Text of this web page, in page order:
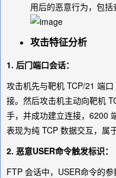
用后的恶意行为，包括
攻击特征分析
1. 后门端口会话：
攻击机先与靶机 TCP/21 端
接。然后攻击机主动向靶机
手，并成功建立连接，6200
表现为纯 TCP 数据交互，属
2. 恶意USER命令触发标识：
FTP 会话中，USER命令的